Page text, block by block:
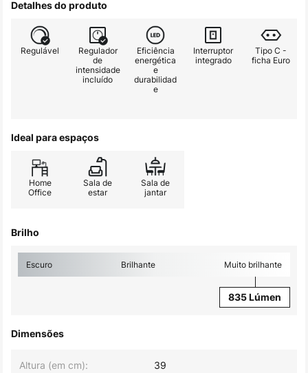
Detalhes do produto
Regulável
Regulador
de
intensidade
incluído
Eficiência
energética
e
durabilidad
e
Interruptor
integrado
Tipo C -
ficha Euro
Ideal para espaços
Home
Office
Sala de
estar
Sala de
jantar
Brilho
Escuro Brilhante Muito brilhante
835 Lúmen
Dimensões
Altura (em cm): 39